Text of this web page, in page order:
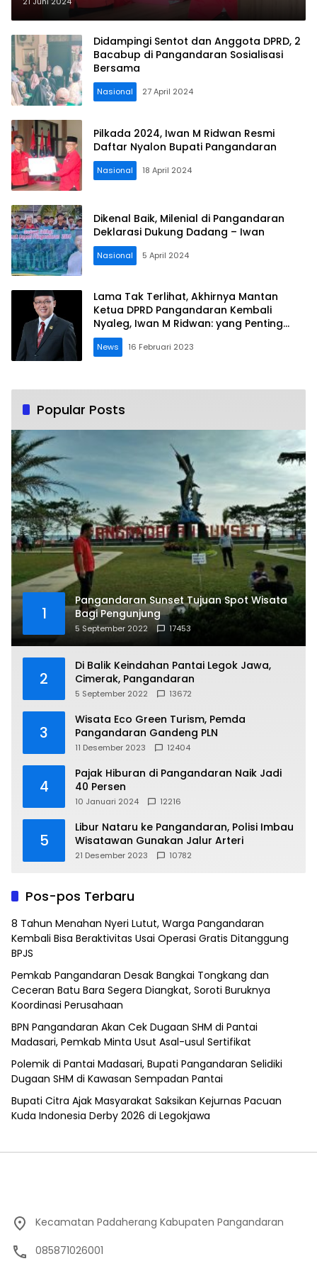
Didampingi Sentot dan Anggota DPRD, 2
Bacabup di Pangandaran Sosialisasi
Bersama
Nasional 27 April 2024
Pilkada 2024, Iwan M Ridwan Resmi
Daftar Nyalon Bupati Pangandaran
Nasional 18 April 2024
Dikenal Baik, Milenial di Pangandaran
Deklarasi Dukung Dadang – Iwan
Nasional 5 April 2024
Lama Tak Terlihat, Akhirnya Mantan
Ketua DPRD Pangandaran Kembali
Nyaleg, Iwan M Ridwan: yang Penting
Mengabdi
News 16 Februari 2023
Popular Posts
1
Pangandaran Sunset Tujuan Spot Wisata
Bagi Pengunjung
5 September 2022 17453
2
Di Balik Keindahan Pantai Legok Jawa,
Cimerak, Pangandaran
5 September 2022 13672
3
Wisata Eco Green Turism, Pemda
Pangandaran Gandeng PLN
11 Desember 2023 12404
4
Pajak Hiburan di Pangandaran Naik Jadi
40 Persen
10 Januari 2024 12216
5
Libur Nataru ke Pangandaran, Polisi Imbau
Wisatawan Gunakan Jalur Arteri
21 Desember 2023 10782
Pos-pos Terbaru
8 Tahun Menahan Nyeri Lutut, Warga Pangandaran
Kembali Bisa Beraktivitas Usai Operasi Gratis Ditanggung
BPJS
Pemkab Pangandaran Desak Bangkai Tongkang dan
Ceceran Batu Bara Segera Diangkat, Soroti Buruknya
Koordinasi Perusahaan
BPN Pangandaran Akan Cek Dugaan SHM di Pantai
Madasari, Pemkab Minta Usut Asal-usul Sertifikat
Polemik di Pantai Madasari, Bupati Pangandaran Selidiki
Dugaan SHM di Kawasan Sempadan Pantai
Bupati Citra Ajak Masyarakat Saksikan Kejurnas Pacuan
Kuda Indonesia Derby 2026 di Legokjawa
Kecamatan Padaherang Kabupaten Pangandaran
085871026001